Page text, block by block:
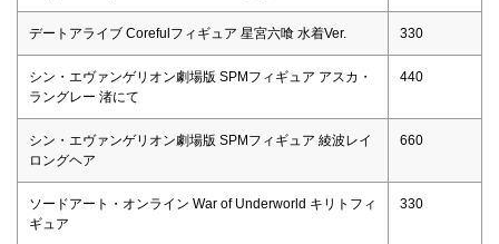
デートアライブ Corefulフィギュア 星宮六喰 水着Ver. 330
シン・エヴァンゲリオン劇場版 SPMフィギュア アスカ・
ラングレー 渚にて
440
シン・エヴァンゲリオン劇場版 SPMフィギュア 綾波レイ
ロングヘア
660
ソードアート・オンライン War of Underworld キリトフィ
ギュア
330